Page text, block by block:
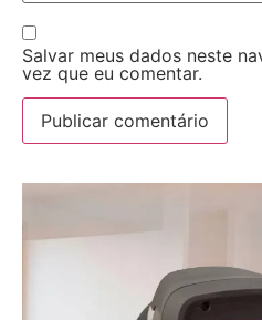
Salvar meus dados neste
vez que eu comentar.